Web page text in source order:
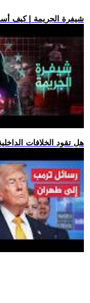
.. شيفرة الجريمة | كيف
.. هل تقود الخلافات